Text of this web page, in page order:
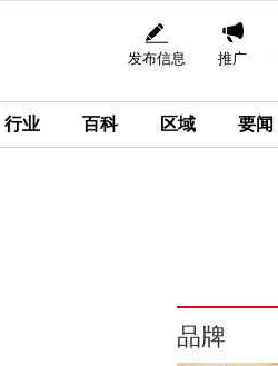
发布信息 推广
行业 百科 区域 要闻
品牌